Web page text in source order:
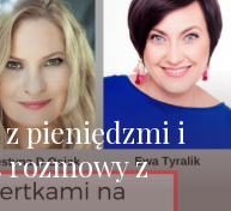
pieniędzmi i
rozmowy z